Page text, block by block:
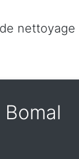
nettoyage